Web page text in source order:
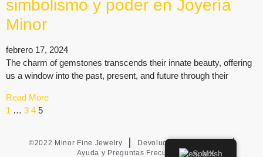
simbolismo y poder en Joyería
Minor
febrero 17, 2024
The charm of gemstones transcends their innate beauty, offering
us a window into the past, present, and future through their
Read More
1 … 3 4 5
©2022 Minor Fine Jewelry
Devoluciones y Cambios
Ayuda y Preguntas Frecuentes
Spanish